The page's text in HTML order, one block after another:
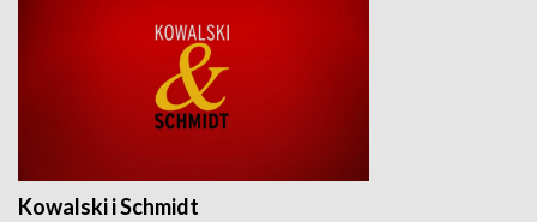
Kowalski i Schmidt